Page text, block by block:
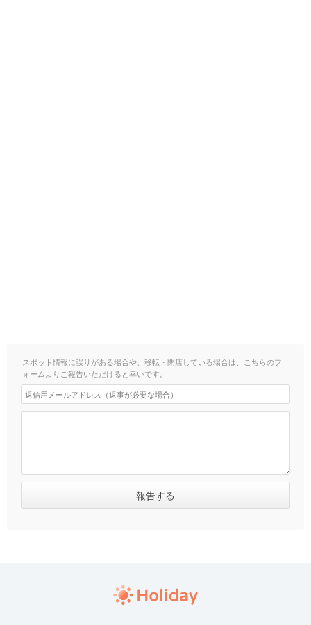
スポット情報に誤りがある場合や、移転・閉店している場合は、こちらのフ
ォームよりご報告いただけると幸いです。